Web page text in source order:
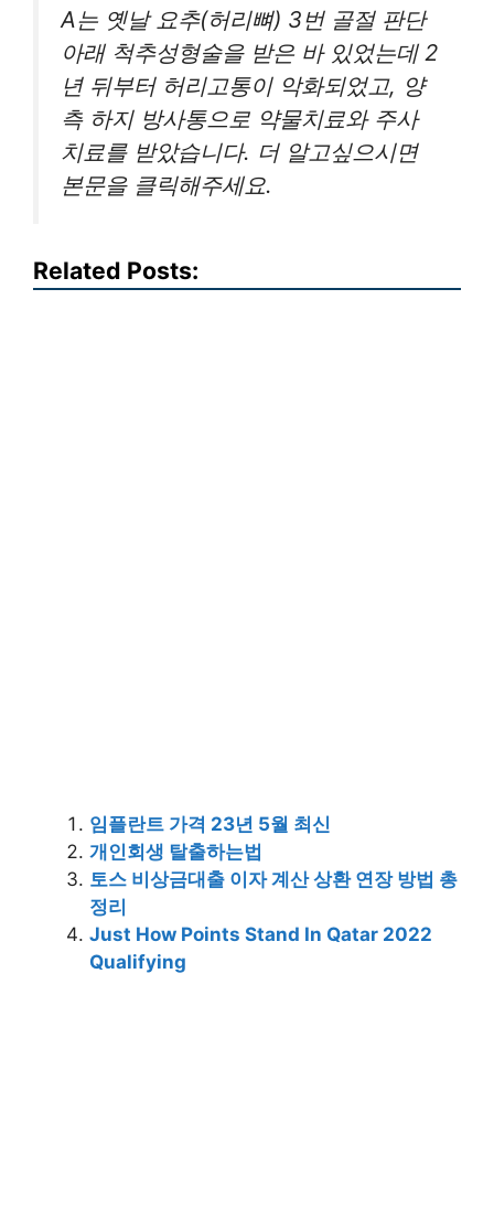
A는 옛날 요추(허리뼈) 3번 골절 판단
아래 척추성형술을 받은 바 있었는데 2
년 뒤부터 허리고통이 악화되었고, 양
측 하지 방사통으로 약물치료와 주사
치료를 받았습니다. 더 알고싶으시면
본문을 클릭해주세요.
Related Posts:
임플란트 가격 23년 5월 최신
개인회생 탈출하는법
토스 비상금대출 이자 계산 상환 연장 방법 총
정리
Just How Points Stand In Qatar 2022
Qualifying